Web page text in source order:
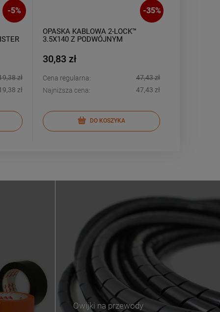
-5%
zł
zł
-35%
OPASKA KABLOWA 2-LOCK™
3.5X140 Z PODWÓJNYM
(100SZT)
30,83 zł
Cena regularna:
47,43 zł
Najniższa cena:
47,43 zł
DO KOSZYKA
Owijki na przewody